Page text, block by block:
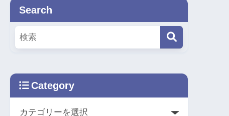
Search
Category